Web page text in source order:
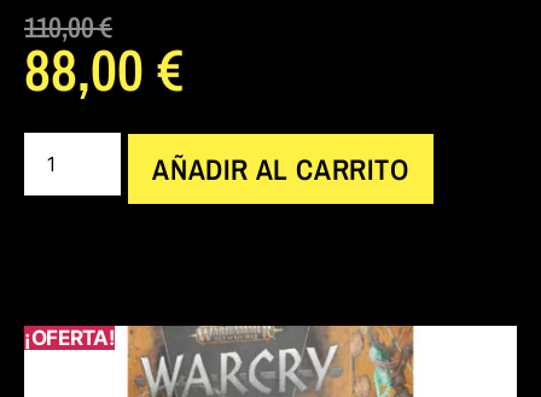
110,00€
88,00€
AÑADIR AL CARRITO
¡OFERTA!